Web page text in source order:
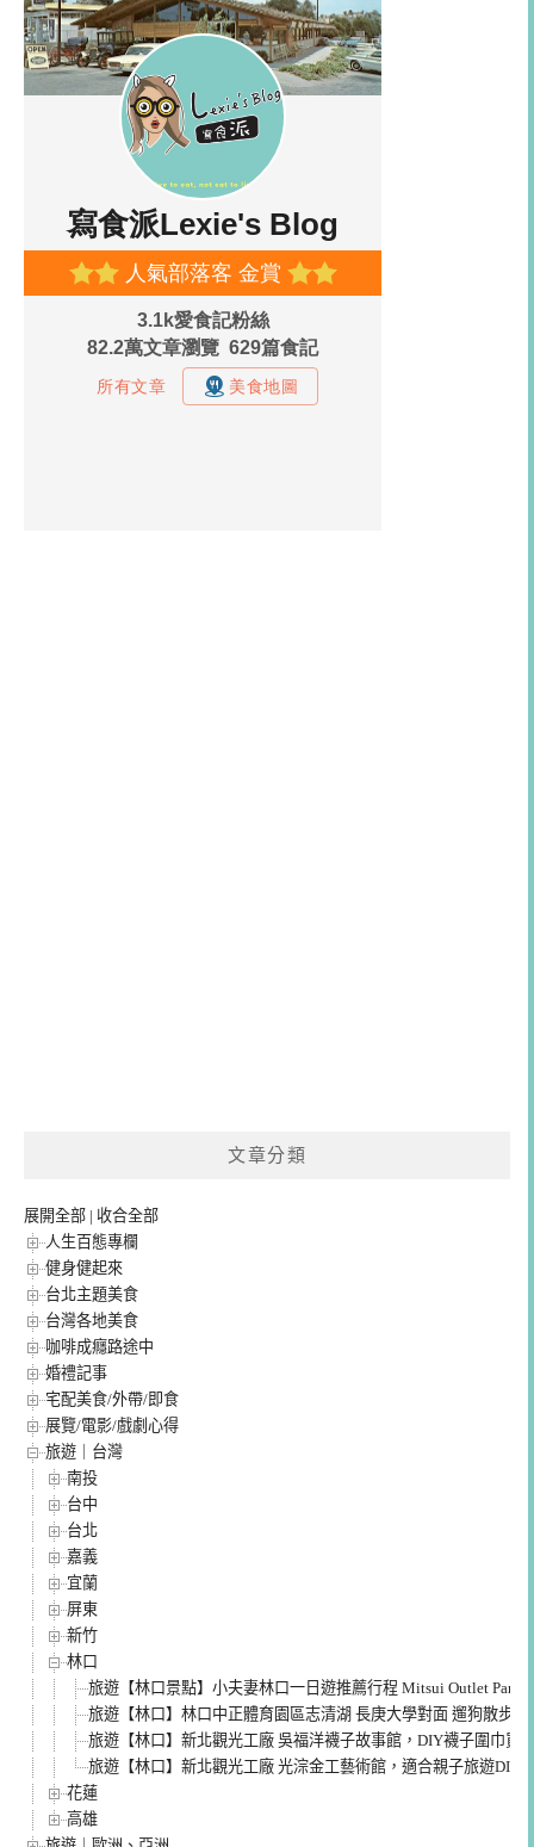
文章分類
展開全部 | 收合全部
人生百態專欄
健身健起來
台北主題美食
台灣各地美食
咖啡成癮路途中
婚禮記事
宅配美食/外帶/即食
展覽/電影/戲劇心得
旅遊｜台灣
南投
台中
台北
嘉義
宜蘭
屏東
新竹
林口
旅遊【林口景點】小夫妻林口一日遊推薦行程 Mitsui Outlet
旅遊【林口】林口中正體育園區志清湖 長庚大學對面 遛狗散步野
旅遊【林口】新北觀光工廠 吳福洋襪子故事館，DIY襪子圍巾買
旅遊【林口】新北觀光工廠 光淙金工藝術館，適合親子旅遊DIY
花蓮
高雄